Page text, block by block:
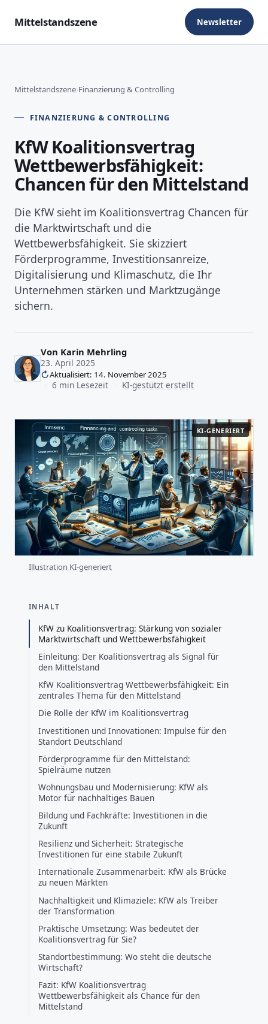
Mittelstandszene Newsletter
Mittelstandszene›Finanzierung & Controlling
FINANZIERUNG & CONTROLLING
KfW Koalitionsvertrag
Wettbewerbsfähigkeit:
Chancen für den Mittelstand
Die KfW sieht im Koalitionsvertrag Chancen für
die Marktwirtschaft und die
Wettbewerbsfähigkeit. Sie skizziert
Förderprogramme, Investitionsanreize,
Digitalisierung und Klimaschutz, die Ihr
Unternehmen stärken und Marktzugänge
sichern.
Von Karin Mehrling
23. April 2025
Aktualisiert: 14. November 2025
6 min Lesezeit KI-gestützt erstellt
KI-GENERIERT
Illustration KI-generiert
INHALT
KfW zu Koalitionsvertrag: Stärkung von sozialer
Marktwirtschaft und Wettbewerbsfähigkeit
Einleitung: Der Koalitionsvertrag als Signal für
den Mittelstand
KfW Koalitionsvertrag Wettbewerbsfähigkeit: Ein
zentrales Thema für den Mittelstand
Die Rolle der KfW im Koalitionsvertrag
Investitionen und Innovationen: Impulse für den
Standort Deutschland
Förderprogramme für den Mittelstand:
Spielräume nutzen
Wohnungsbau und Modernisierung: KfW als
Motor für nachhaltiges Bauen
Bildung und Fachkräfte: Investitionen in die
Zukunft
Resilienz und Sicherheit: Strategische
Investitionen für eine stabile Zukunft
Internationale Zusammenarbeit: KfW als Brücke
zu neuen Märkten
Nachhaltigkeit und Klimaziele: KfW als Treiber
der Transformation
Praktische Umsetzung: Was bedeutet der
Koalitionsvertrag für Sie?
Standortbestimmung: Wo steht die deutsche
Wirtschaft?
Fazit: KfW Koalitionsvertrag
Wettbewerbsfähigkeit als Chance für den
Mittelstand